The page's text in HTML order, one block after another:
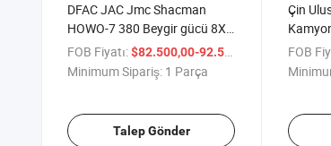
DFAC JAC Jmc Shacman
HOWO-7 380 Beygir gücü 8X4
Çekici
FOB Fiyatı:$82.500,00-92.500,00
/ Parça
Minimum Sipariş: 1 Parça
Talep Gönder
Çin
Çekici
FOB